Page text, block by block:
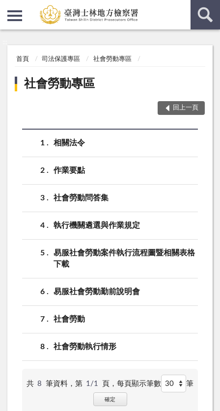
首頁 司法保護專區 社會勞動專區
社會勞動專區
回上一頁
1 相關法令
2 作業要點
3 社會勞動問答集
4 執行機關遴選與作業規定
5
易服社會勞動案件執行流程圖暨相關表格
下載
6 易服社會勞動勤前說明會
7 社會勞動
8 社會勞動執行情形
共 8 筆資料，第 1/1 頁， 每頁顯示筆數 筆
確定